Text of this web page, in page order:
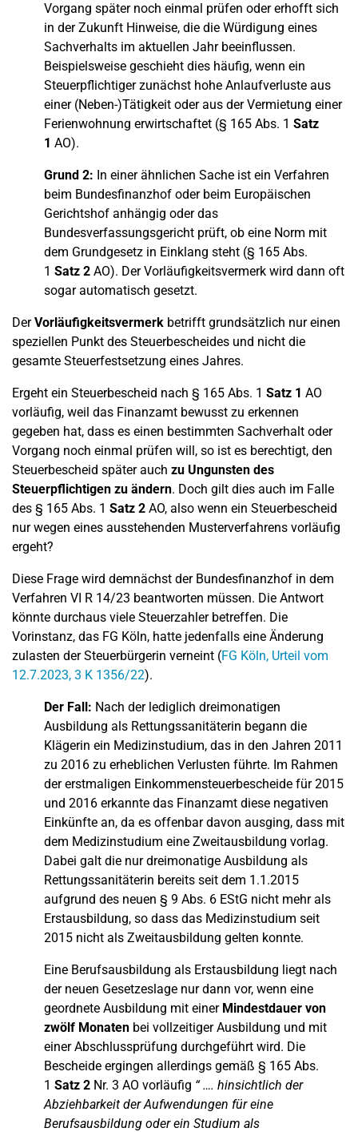
Vorgang später noch einmal prüfen oder erhofft sich
in der Zukunft Hinweise, die die Würdigung eines
Sachverhalts im aktuellen Jahr beeinflussen.
Beispielsweise geschieht dies häufig, wenn ein
Steuerpflichtiger zunächst hohe Anlaufverluste aus
einer (Neben-)Tätigkeit oder aus der Vermietung einer
Ferienwohnung erwirtschaftet (§ 165 Abs. 1 Satz
1 AO).
Grund 2: In einer ähnlichen Sache ist ein Verfahren
beim Bundesfinanzhof oder beim Europäischen
Gerichtshof anhängig oder das
Bundesverfassungsgericht prüft, ob eine Norm mit
dem Grundgesetz in Einklang steht (§ 165 Abs.
1 Satz 2 AO). Der Vorläufigkeitsvermerk wird dann oft
sogar automatisch gesetzt.
DerVorläufigkeitsvermerk betrifft grundsätzlich nur einen
speziellen Punkt des Steuerbescheides und nicht die
gesamte Steuerfestsetzung eines Jahres.
Ergeht ein Steuerbescheid nach § 165 Abs. 1 Satz 1 AO
vorläufig, weil das Finanzamt bewusst zu erkennen
gegeben hat, dass es einen bestimmten Sachverhalt oder
Vorgang noch einmal prüfen will, so ist es berechtigt, den
Steuerbescheid später auch zu Ungunsten des
Steuerpflichtigen zu ändern. Doch gilt dies auch im Falle
des § 165 Abs. 1 Satz 2 AO, also wenn ein Steuerbescheid
nur wegen eines ausstehenden Musterverfahrens vorläufig
ergeht?
Diese Frage wird demnächst der Bundesfinanzhof in dem
Verfahren VI R 14/23 beantworten müssen. Die Antwort
könnte durchaus viele Steuerzahler betreffen. Die
Vorinstanz, das FG Köln, hatte jedenfalls eine Änderung
zulasten der Steuerbürgerin verneint (FG Köln, Urteil vom
12.7.2023, 3 K 1356/22).
Der Fall: Nach der lediglich dreimonatigen
Ausbildung als Rettungssanitäterin begann die
Klägerin ein Medizinstudium, das in den Jahren 2011
zu 2016 zu erheblichen Verlusten führte. Im Rahmen
der erstmaligen Einkommensteuerbescheide für 2015
und 2016 erkannte das Finanzamt diese negativen
Einkünfte an, da es offenbar davon ausging, dass mit
dem Medizinstudium eine Zweitausbildung vorlag.
Dabei galt die nur dreimonatige Ausbildung als
Rettungssanitäterin bereits seit dem 1.1.2015
aufgrund des neuen § 9 Abs. 6 EStG nicht mehr als
Erstausbildung, so dass das Medizinstudium seit
2015 nicht als Zweitausbildung gelten konnte.
Eine Berufsausbildung als Erstausbildung liegt nach
der neuen Gesetzeslage nur dann vor, wenn eine
geordnete Ausbildung mit einer Mindestdauer von
zwölf Monaten bei vollzeitiger Ausbildung und mit
einer Abschlussprüfung durchgeführt wird. Die
Bescheide ergingen allerdings gemäß § 165 Abs.
1 Satz 2 Nr. 3 AO vorläufig “ …. hinsichtlich der
Abziehbarkeit der Aufwendungen für eine
Berufsausbildung oder ein Studium als